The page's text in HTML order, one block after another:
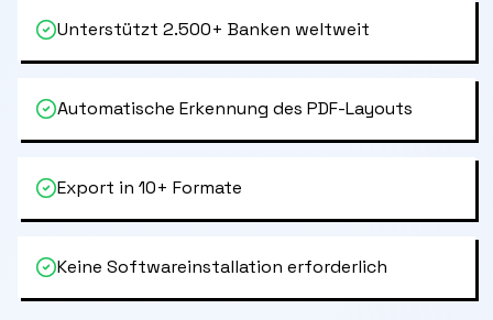
Unterstützt 2.500+ Banken weltweit
Automatische Erkennung des PDF-Layouts
Export in 10+ Formate
Keine Softwareinstallation erforderlich